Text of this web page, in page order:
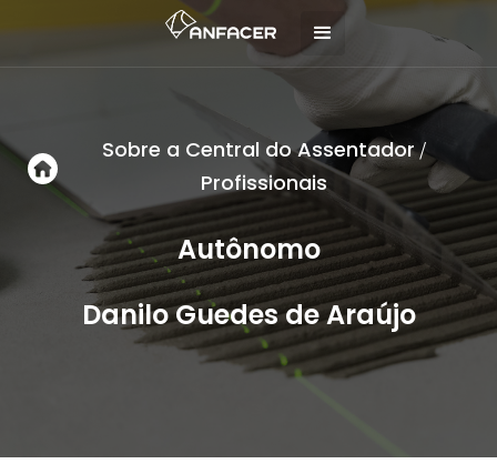
Sobre a Central do Assentador/
Profissionais
Autônomo
Danilo Guedes de Araújo